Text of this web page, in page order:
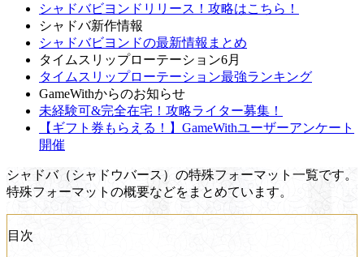
シャドバビヨンドリリース！攻略はこちら！
シャドバ新作情報
シャドバビヨンドの最新情報まとめ
タイムスリップローテーション6月
タイムスリップローテーション最強ランキング
GameWithからのお知らせ
未経験可&完全在宅！攻略ライター募集！
【ギフト券もらえる！】GameWithユーザーアンケート
開催
シャドバ（シャドウバース）の特殊フォーマット一覧です。
特殊フォーマットの概要などをまとめています。
目次